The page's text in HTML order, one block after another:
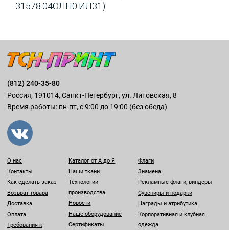
31578.04ОЛН0.ИЛ31)
(812) 240-35-80
Россия, 191014, Санкт-Петербург, ул. Литовская, 8
Время работы: пн-пт, с 9:00 до 19:00 (без обеда)
О нас
Контакты
Как сделать заказ
Возврат товара
Доставка
Оплата
Требования к
Каталог от А до Я
Наши ткани
Технологии
производства
Новости
Наше оборудование
Сертификаты
Флаги
Знамена
Рекламные флаги, виндеры
Сувениры и подарки
Награды и атрибутика
Корпоративная и клубная
одежда